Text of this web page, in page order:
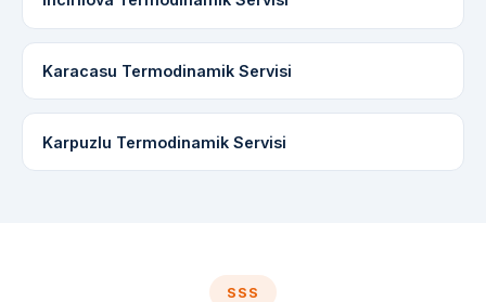
Karacasu Termodinamik Servisi
Karpuzlu Termodinamik Servisi
SSS